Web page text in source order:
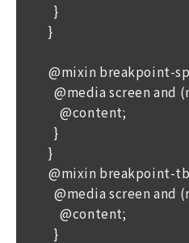
  }
}
@mixin breakpoint-
@media screen and
    @content;
  }
}
@mixin breakpoint-
@media screen and
    @content;
  }